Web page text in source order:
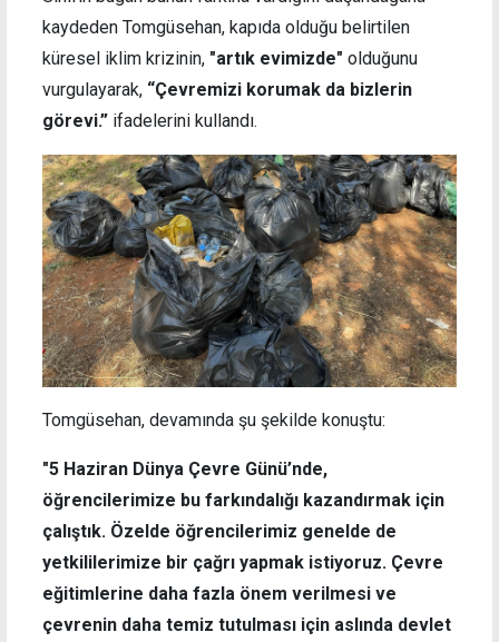
kaydeden Tomgüsehan, kapıda olduğu belirtilen
küresel iklim krizinin, "artık evimizde" olduğunu
vurgulayarak, “Çevremizi korumak da bizlerin
görevi.” ifadelerini kullandı.
Tomgüsehan, devamında şu şekilde konuştu:
"5 Haziran Dünya Çevre Günü’nde,
öğrencilerimize bu farkındalığı kazandırmak için
çalıştık. Özelde öğrencilerimiz genelde de
yetkililerimize bir çağrı yapmak istiyoruz. Çevre
eğitimlerine daha fazla önem verilmesi ve
çevrenin daha temiz tutulması için aslında devlet